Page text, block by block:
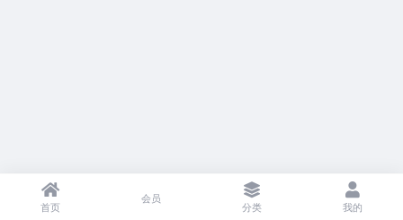
首页
会员
分类 我的